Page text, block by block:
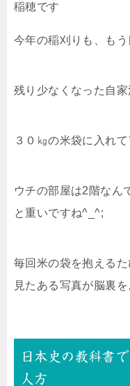
稲穂です
今年の稲刈りも、もう
残り少なくなった自家
３０㎏の米袋に入れ
ウチの部屋は2階なん
と重いですね^_^;
毎回米の袋を抱える
見たある写真が脳裏を
日本史の教科書
人方